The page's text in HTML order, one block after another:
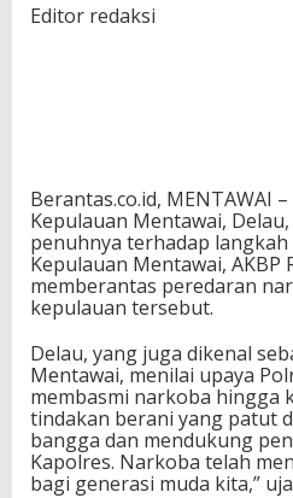
Editor redaksi
Berantas.co.id, MENTAWAI
Kepulauan Mentawai,
penuhnya terhadap
Kepulauan Mentawai, AKBP
memberantas peredaran
kepulauan tersebut.
Delau, yang juga dikenal
Mentawai, menilai upaya
membasmi narkoba hingga
tindakan berani yang patut
bangga dan mendukung
Kapolres. Narkoba telah
bagi generasi muda kita,”